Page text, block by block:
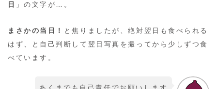
日
」の文字が…。
まさかの当日！
と焦りましたが、絶対翌日も食べられる
はず、と自己判断して翌日写真を撮ってから少しずつ食
べています。
あくまでも自己責任でお願いします